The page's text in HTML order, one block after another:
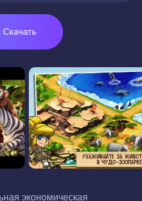
Скачать
экономическая